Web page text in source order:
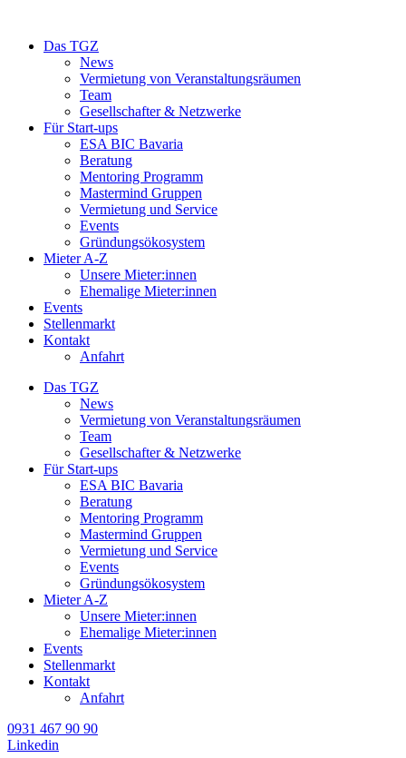
Das TGZ
News
Vermietung von Veranstaltungsräumen
Team
Gesellschafter & Netzwerke
Für Start-ups
ESA BIC Bavaria
Beratung
Mentoring Programm
Mastermind Gruppen
Vermietung und Service
Events
Gründungsökosystem
Mieter A-Z
Unsere Mieter:innen
Ehemalige Mieter:innen
Events
Stellenmarkt
Kontakt
Anfahrt
Das TGZ
News
Vermietung von Veranstaltungsräumen
Team
Gesellschafter & Netzwerke
Für Start-ups
ESA BIC Bavaria
Beratung
Mentoring Programm
Mastermind Gruppen
Vermietung und Service
Events
Gründungsökosystem
Mieter A-Z
Unsere Mieter:innen
Ehemalige Mieter:innen
Events
Stellenmarkt
Kontakt
Anfahrt
0931 467 90 90
Linkedin